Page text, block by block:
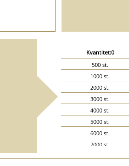
Kvantitet:0
500 st.
1000 st.
2000 st.
3000 st.
4000 st.
5000 st.
6000 st.
7000 st.